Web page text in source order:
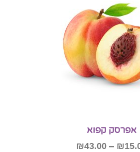
אפרסק קפוא
₪
–
₪43.00